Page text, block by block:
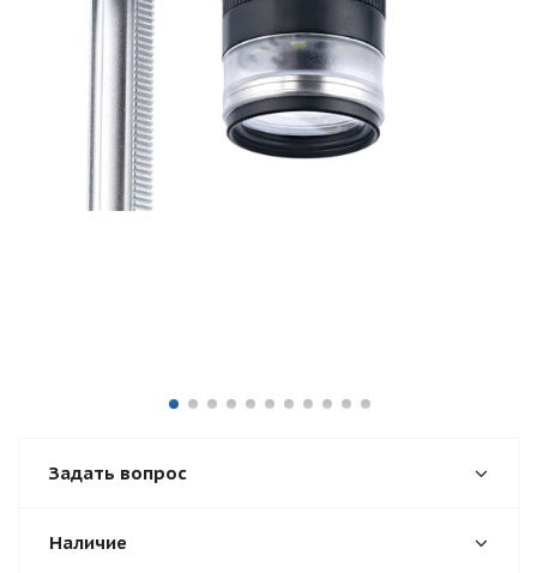
Задать вопрос
Наличие